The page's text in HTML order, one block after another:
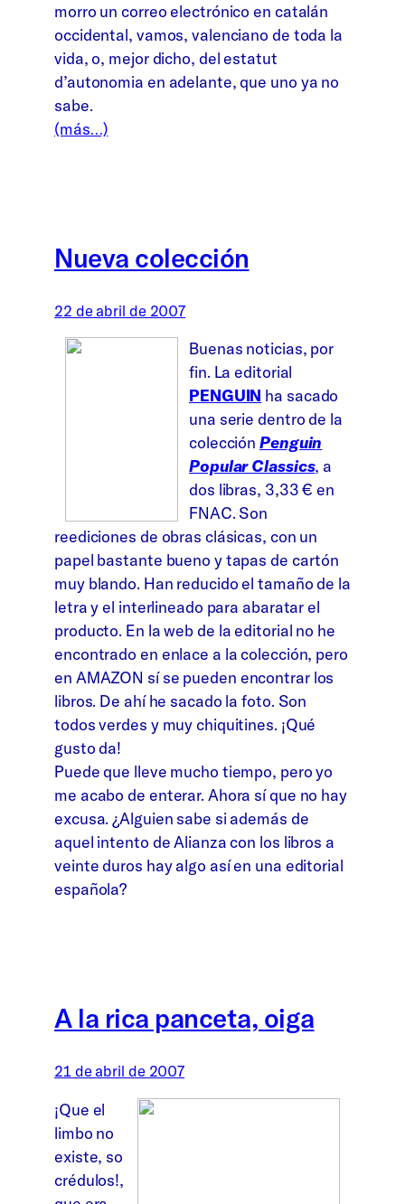
morro un correo electrónico en catalán
occidental, vamos, valenciano de toda la
vida, o, mejor dicho, del estatut
d’autonomia en adelante, que uno ya no
sabe.
(más…)
Nueva colección
22 de abril de 2007
Buenas noticias, por
fin. La editorial
PENGUIN ha sacado
una serie dentro de la
colecciónPenguin
Popular Classics, a
dos libras, 3,33 € en
FNAC. Son
reediciones de obras clásicas, con un
papel bastante bueno y tapas de cartón
muy blando. Han reducido el tamaño de la
letra y el interlineado para abaratar el
producto. En la web de la editorial no he
encontrado en enlace a la colección, pero
en AMAZON sí se pueden encontrar los
libros. De ahí he sacado la foto. Son
todos verdes y muy chiquitines. ¡Qué
gusto da!
Puede que lleve mucho tiempo, pero yo
me acabo de enterar. Ahora sí que no hay
excusa. ¿Alguien sabe si además de
aquel intento de Alianza con los libros a
veinte duros hay algo así en una editorial
española?
A la rica panceta, oiga
21 de abril de 2007
¡Que el
limbo no
existe, so
crédulos!,